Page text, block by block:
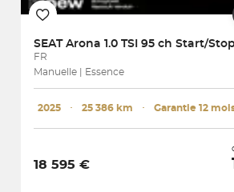
SEAT Arona 1.0 TSI 95 ch Start/
FR
Manuelle | Essence
2025 ･ 25 386 km ･ Garantie 12
18 595 €